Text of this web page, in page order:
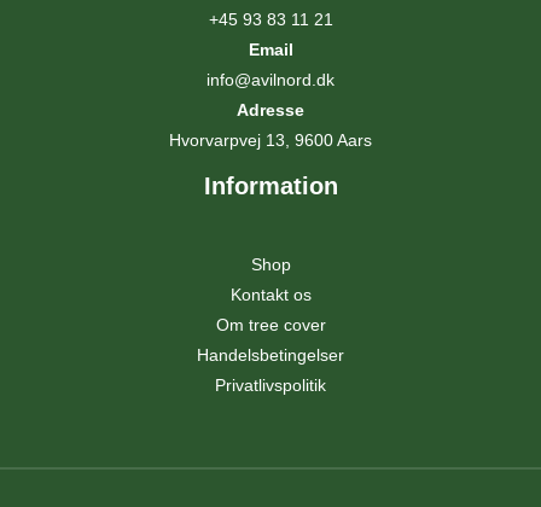
+45 93 83 11 21
Email
info@avilnord.dk
Adresse
Hvorvarpvej 13, 9600 Aars
Information
Shop
Kontakt os
Om tree cover
Handelsbetingelser
Privatlivspolitik